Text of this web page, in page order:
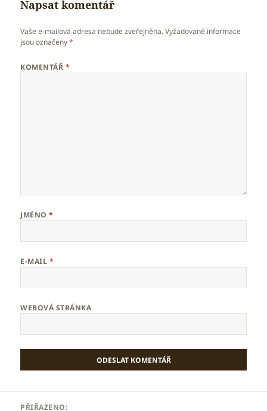
Napsat komentář
Vaše e-mailová adresa nebude zveřejněna. Vyžadované informace
jsou označeny*
KOMENTÁŘ *
JMÉNO*
E-MAIL *
WEBOVÁ STRÁNKA
PŘIŘAZENO: